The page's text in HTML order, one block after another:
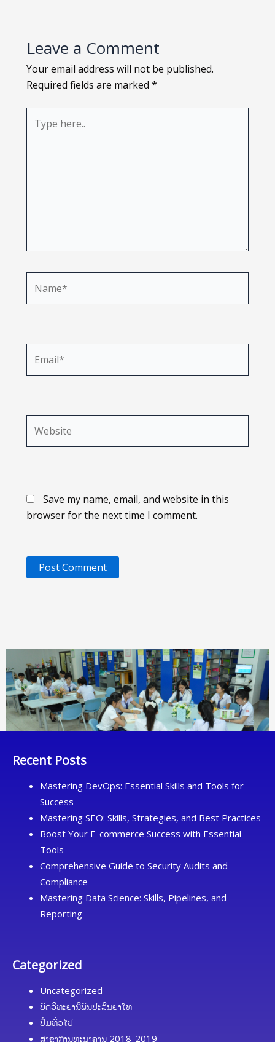
Leave a Comment
Your email address will not be published.
Required fields are marked *
here..
Save my name, email, and website in this
browser for the next time I comment.
Recent Posts
Mastering DevOps: Essential Skills and Tools for
Success
Mastering SEO: Skills, Strategies, and Best Practices
Boost Your E-commerce Success with Essential
Tools
Comprehensive Guide to Security Audits and
Compliance
Mastering Data Science: Skills, Pipelines, and
Reporting
Categorized
Uncategorized
ບົດວິທະຍານິພົນປະລິນຍາໂທ
ປື້ມທົ່ວໄປ
ສາຂາການທະນາຄານ 2018-2019